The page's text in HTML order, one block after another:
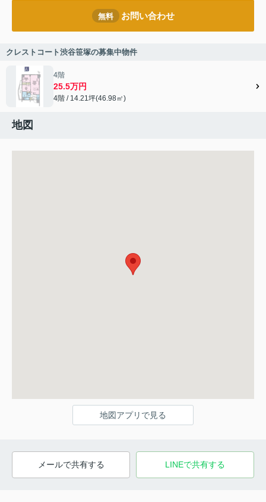
無料 お問い合わせ
クレストコート渋谷笹塚の募集中物件
4階
25.5万円
4階 / 14.21坪(46.98㎡)
地図
地図アプリで見る
メールで共有する LINEで共有する